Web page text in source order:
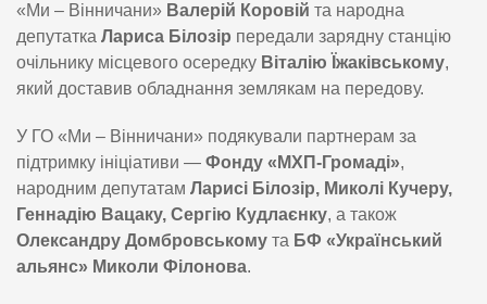
«Ми – Вінничани» Валерій Коровій та народна
депутатка Лариса Білозір передали зарядну станцію
очільнику місцевого осередку Віталію Їжаківському,
який доставив обладнання землякам на передову.
У ГО «Ми – Вінничани» подякували партнерам за
підтримку ініціативи — Фонду «МХП-Громаді»,
народним депутатам Ларисі Білозір, Миколі Кучеру,
Геннадію Вацаку, Сергію Кудлаєнку, а також
Олександру Домбровському та БФ «Український
альянс» Миколи Філонова.